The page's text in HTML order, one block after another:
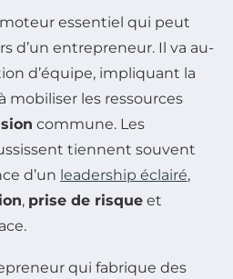
essentiel qui peut
d’un entrepreneur. Il va au-
d’équipe, impliquant la
mobiliser les ressources
commune. Les
tiennent souvent
d’un leadership éclairé,
, prise de risque et
qui fabrique des